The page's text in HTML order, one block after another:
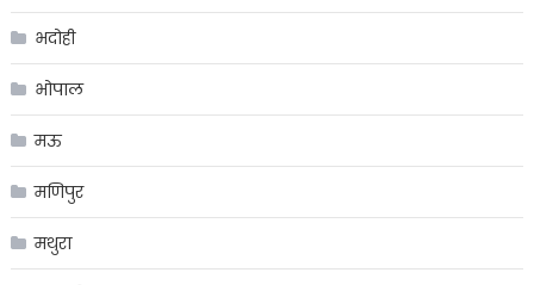
भदोही
भोपाल
मऊ
मणिपुर
मथुरा